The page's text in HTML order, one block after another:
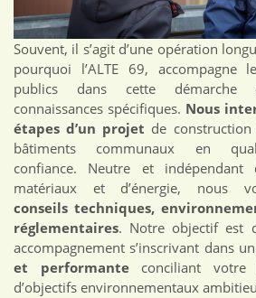
Souvent, il s’agit d’une opération
pourquoi l’ALTE 69, accompagne
publics dans cette démarche
connaissances spécifiques. Nous
étapes d’un projet de
bâtiments communaux en
confiance. Neutre et indépendant
matériaux et d’énergie, nous
conseils techniques,
réglementaires. Notre objectif est
accompagnement s’inscrivant dans
et performanteconciliant votre
d’objectifs environnementaux